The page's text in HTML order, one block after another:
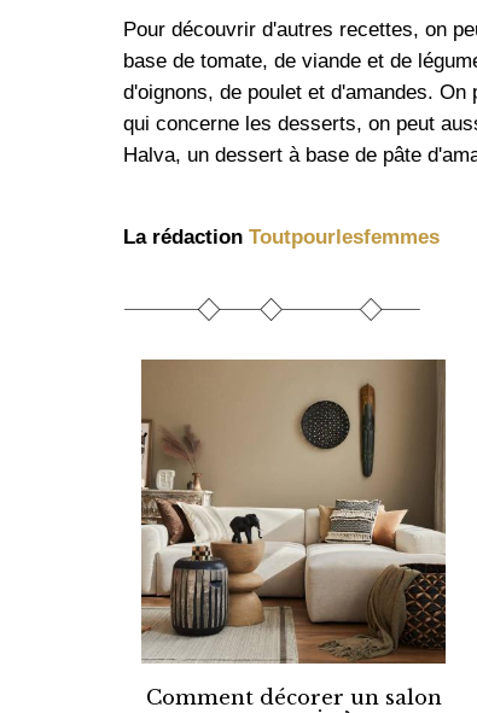
Pour découvrir d'autres recettes, on
base de tomate, de viande et de
d'oignons, de poulet et d'amandes.
qui concerne les desserts, on peut
Halva, un dessert à base de pâte
La rédaction Toutpourlesfemmes
Comment décorer un salon